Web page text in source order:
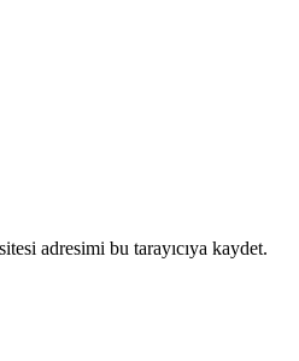
adresimi bu tarayıcıya kaydet.